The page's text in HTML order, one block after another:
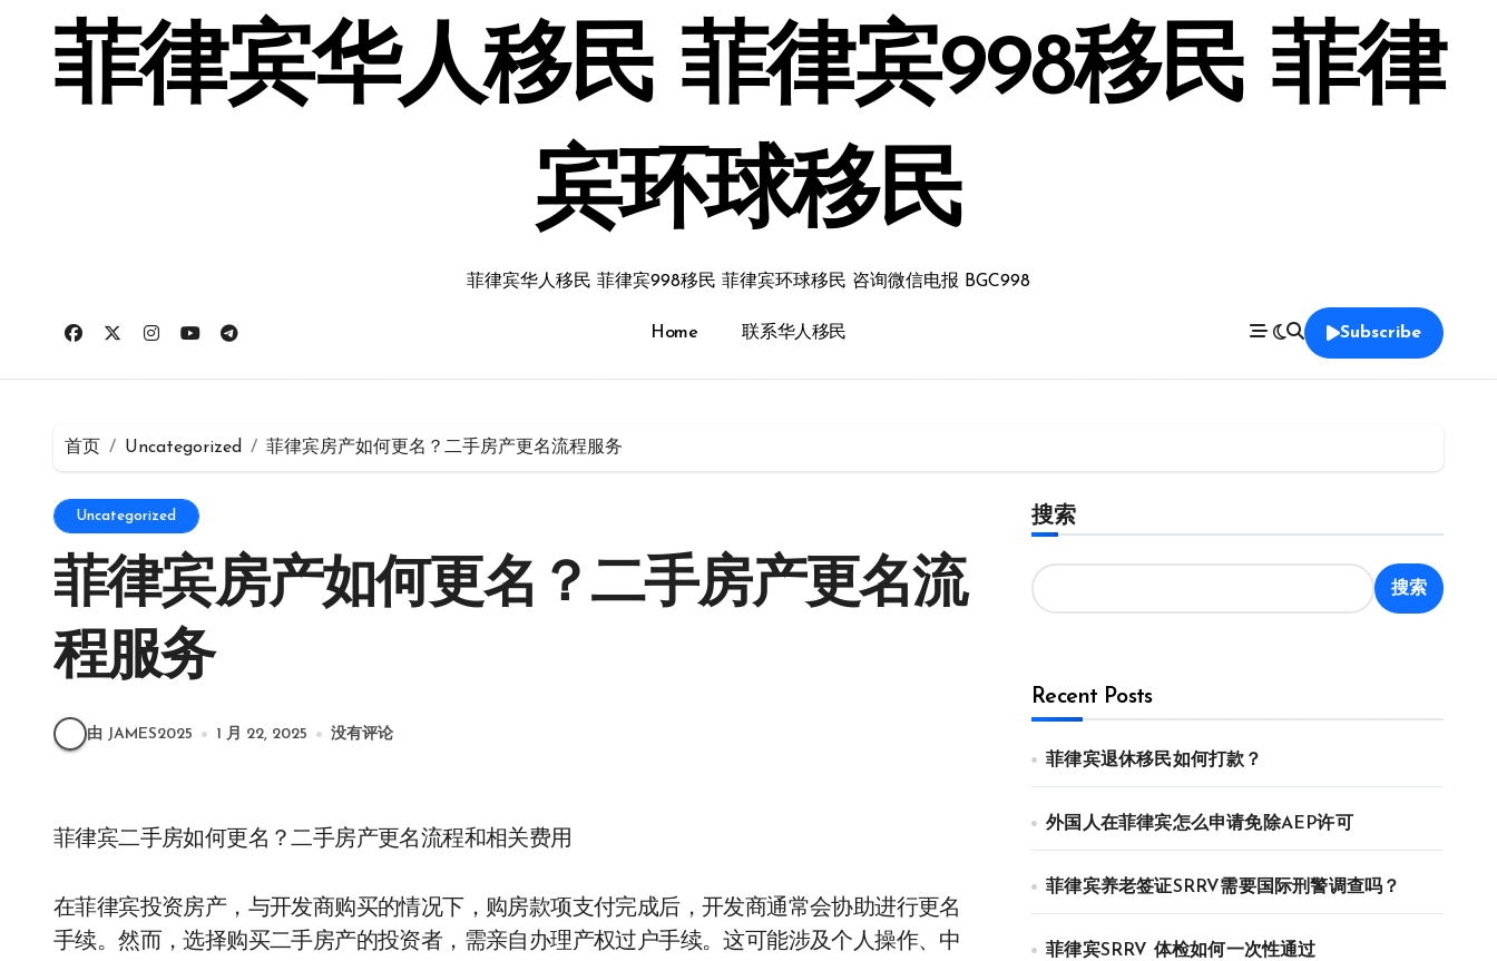
菲律宾华人移民 菲律宾998移民 菲律
宾环球移民
菲律宾华人移民 菲律宾998移民 菲律宾环球移民 咨询微信电报 BGC998
Home 联系华人移民 Subscribe
首页 Uncategorized 菲律宾房产如何更名？二手房产更名流程服务
Uncategorized
菲律宾房产如何更名？二手房产更名流
程服务
由 JAMES2025 1 月 22, 2025 没有评论
菲律宾二手房如何更名？二手房产更名流程和相关费用
在菲律宾投资房产，与开发商购买的情况下，购房款项支付完成后，开发商通常会协助进行更名
手续。然而，选择购买二手房产的投资者，需亲自办理产权过户手续。这可能涉及个人操作、中
搜索
搜索
Recent Posts
菲律宾退休移民如何打款？
外国人在菲律宾怎么申请免除AEP许可
菲律宾养老签证SRRV需要国际刑警调查吗？
菲律宾SRRV 体检如何一次性通过